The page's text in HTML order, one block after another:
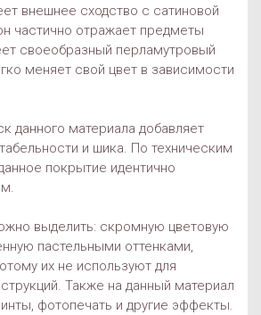
внешнее сходство с сатиновой
частично отражает предметы
своеобразный перламутровый
меняет свой цвет в зависимости
данного материала добавляет
и шика. По техническим
покрытие идентично
выделить: скромную цветовую
пастельными оттенками,
их не используют для
Также на данный материал
фотопечать и другие эффекты.